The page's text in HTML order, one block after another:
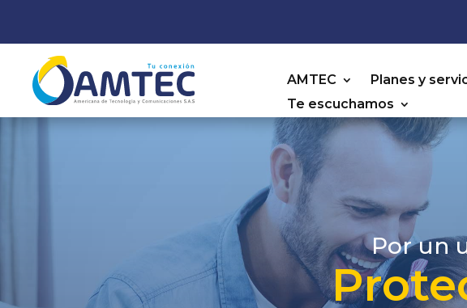
AMTEC Planes y
Te escuchamos
Por un